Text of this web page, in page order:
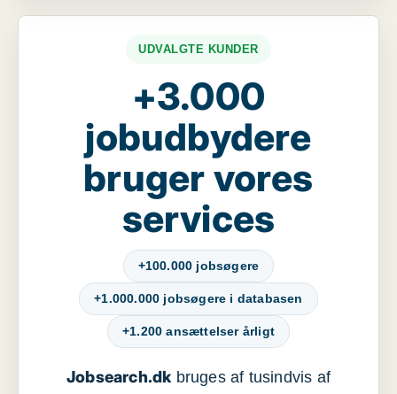
UDVALGTE KUNDER
+3.000
jobudbydere
bruger vores
services
+100.000 jobsøgere
+1.000.000 jobsøgere i databasen
+1.200 ansættelser årligt
Jobsearch.dkbruges af tusindvis af